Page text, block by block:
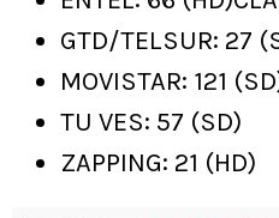
GTD/TELSUR: 27
MOVISTAR: 121
TU VES: 57 (SD)
ZAPPING: 21 (HD)